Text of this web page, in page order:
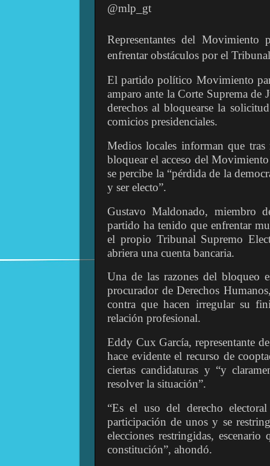
@mlp_gt
Representantes del
enfrentar obstáculos por el
El partido político Movimiento
amparo ante la Corte Suprema de
derechos al bloquearse la
comicios presidenciales.
Medios locales informan que
bloquear el acceso del
se percibe la “pérdida de la
y ser electo”.
Gustavo Maldonado, miembro
partido ha tenido que enfrentar
el propio Tribunal Supremo
abriera una cuenta bancaria.
Una de las razones del bloqueo
procurador de Derechos
contra que hacen irregular su
relación profesional.
Eddy Cux García, representante
hace evidente el recurso de
ciertas candidaturas y “y
resolver la situación”.
“Es el uso del derecho
participación de unos y se
elecciones restringidas,
constitución”, ahondó.